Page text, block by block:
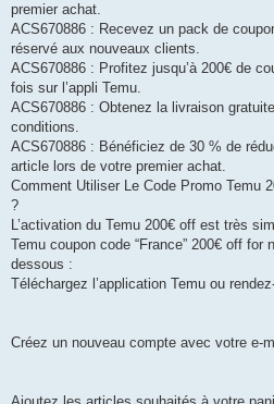
premier achat.
ACS670886 : Recevez un pack de
réservé aux nouveaux clients.
ACS670886 : Profitez jusqu’à 200€ de
fois sur l’appli Temu.
ACS670886 : Obtenez la livraison
conditions.
ACS670886 : Bénéficiez de 30 % de
article lors de votre premier achat.
Comment Utiliser Le Code Promo Temu
?
L’activation du Temu 200€ off est très
Temu coupon code “France” 200€ off
dessous :
Téléchargez l’application Temu ou
Créez un nouveau compte avec votre e-